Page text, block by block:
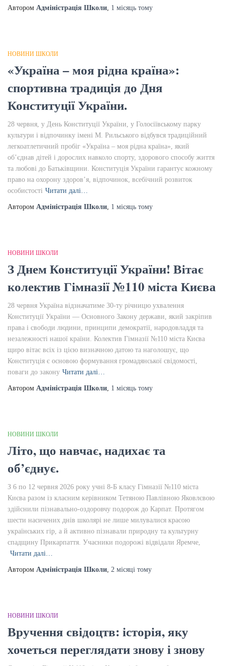
Автором Адміністрація Школи, 1 місяць тому
НОВИНИ ШКОЛИ
«Україна – моя рідна країна»:
спортивна традиція до Дня
Конституції України.
28 червня, у День Конституції України, у Голосіївському парку
культури і відпочинку імені М. Рильського відбувся традиційний
легкоатлетичний пробіг «Україна – моя рідна країна», який
об’єднав дітей і дорослих навколо спорту, здорового способу життя
та любові до Батьківщини. Конституція України гарантує кожному
право на охорону здоров’я, відпочинок, всебічний розвиток
особистості Читати далі…
Автором Адміністрація Школи, 1 місяць тому
НОВИНИ ШКОЛИ
З Днем Конституції України! Вітає
колектив Гімназії №110 міста Києва
28 червня Україна відзначатиме 30-ту річницю ухвалення
Конституції України — Основного Закону держави, який закріпив
права і свободи людини, принципи демократії, народовладдя та
незалежності нашої країни. Колектив Гімназії №110 міста Києва
щиро вітає всіх із цією визначною датою та наголошує, що
Конституція є основою формування громадянської свідомості,
поваги до закону Читати далі…
Автором Адміністрація Школи, 1 місяць тому
НОВИНИ ШКОЛИ
Літо, що навчає, надихає та
об’єднує.
З 6 по 12 червня 2026 року учні 8-Б класу Гімназії №110 міста
Києва разом із класним керівником Тетяною Павлівною Яковлєвою
здійснили пізнавально-оздоровчу подорож до Карпат. Протягом
шести насичених днів школярі не лише милувалися красою
українських гір, а й активно пізнавали природну та культурну
спадщину Прикарпаття. Учасники подорожі відвідали Яремче,
Читати далі…
Автором Адміністрація Школи, 2 місяці тому
НОВИНИ ШКОЛИ
Вручення свідоцтв: історія, яку
хочеться переглядати знову і знову